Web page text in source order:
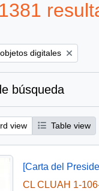
filter:digitales
búsqueda
view Table view
[Carta del
CL CLUAH 1-